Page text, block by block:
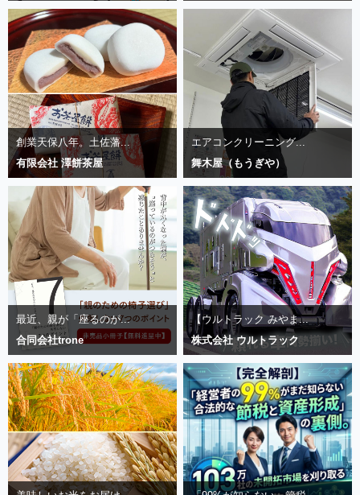
創業天保八年。土佐藩...
有限会社 澤餅茶屋
エアコンクリーニング...
舞木屋（もうぎや）
最近、親が「座るのが...
合同会社trone
【ウルトラック みやま...
株式会社 ウルトラック